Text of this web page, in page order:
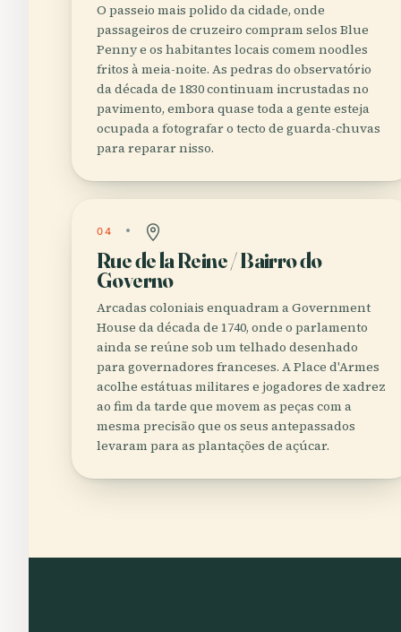
O passeio mais polido da cidade, onde
passageiros de cruzeiro compram selos Blue
Penny e os habitantes locais comem noodles
fritos à meia-noite. As pedras do observatório
da década de 1830 continuam incrustadas no
pavimento, embora quase toda a gente esteja
ocupada a fotografar o tecto de guarda-chuvas
para reparar nisso.
04
Rue de la Reine / Bairro do
Governo
Arcadas coloniais enquadram a Government
House da década de 1740, onde o parlamento
ainda se reúne sob um telhado desenhado
para governadores franceses. A Place d'Armes
acolhe estátuas militares e jogadores de xadrez
ao fim da tarde que movem as peças com a
mesma precisão que os seus antepassados
levaram para as plantações de açúcar.